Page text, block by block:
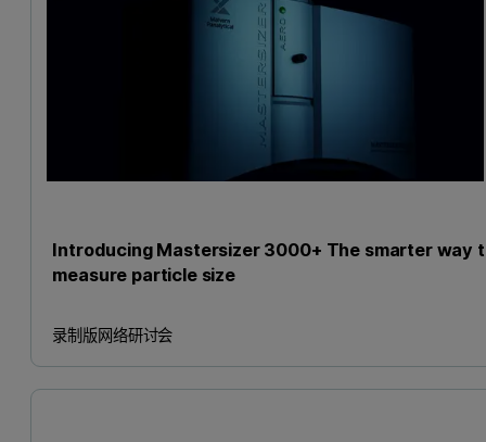
Introducing Mastersizer 3000+ The smarter way
measure particle size
录制版网络研讨会